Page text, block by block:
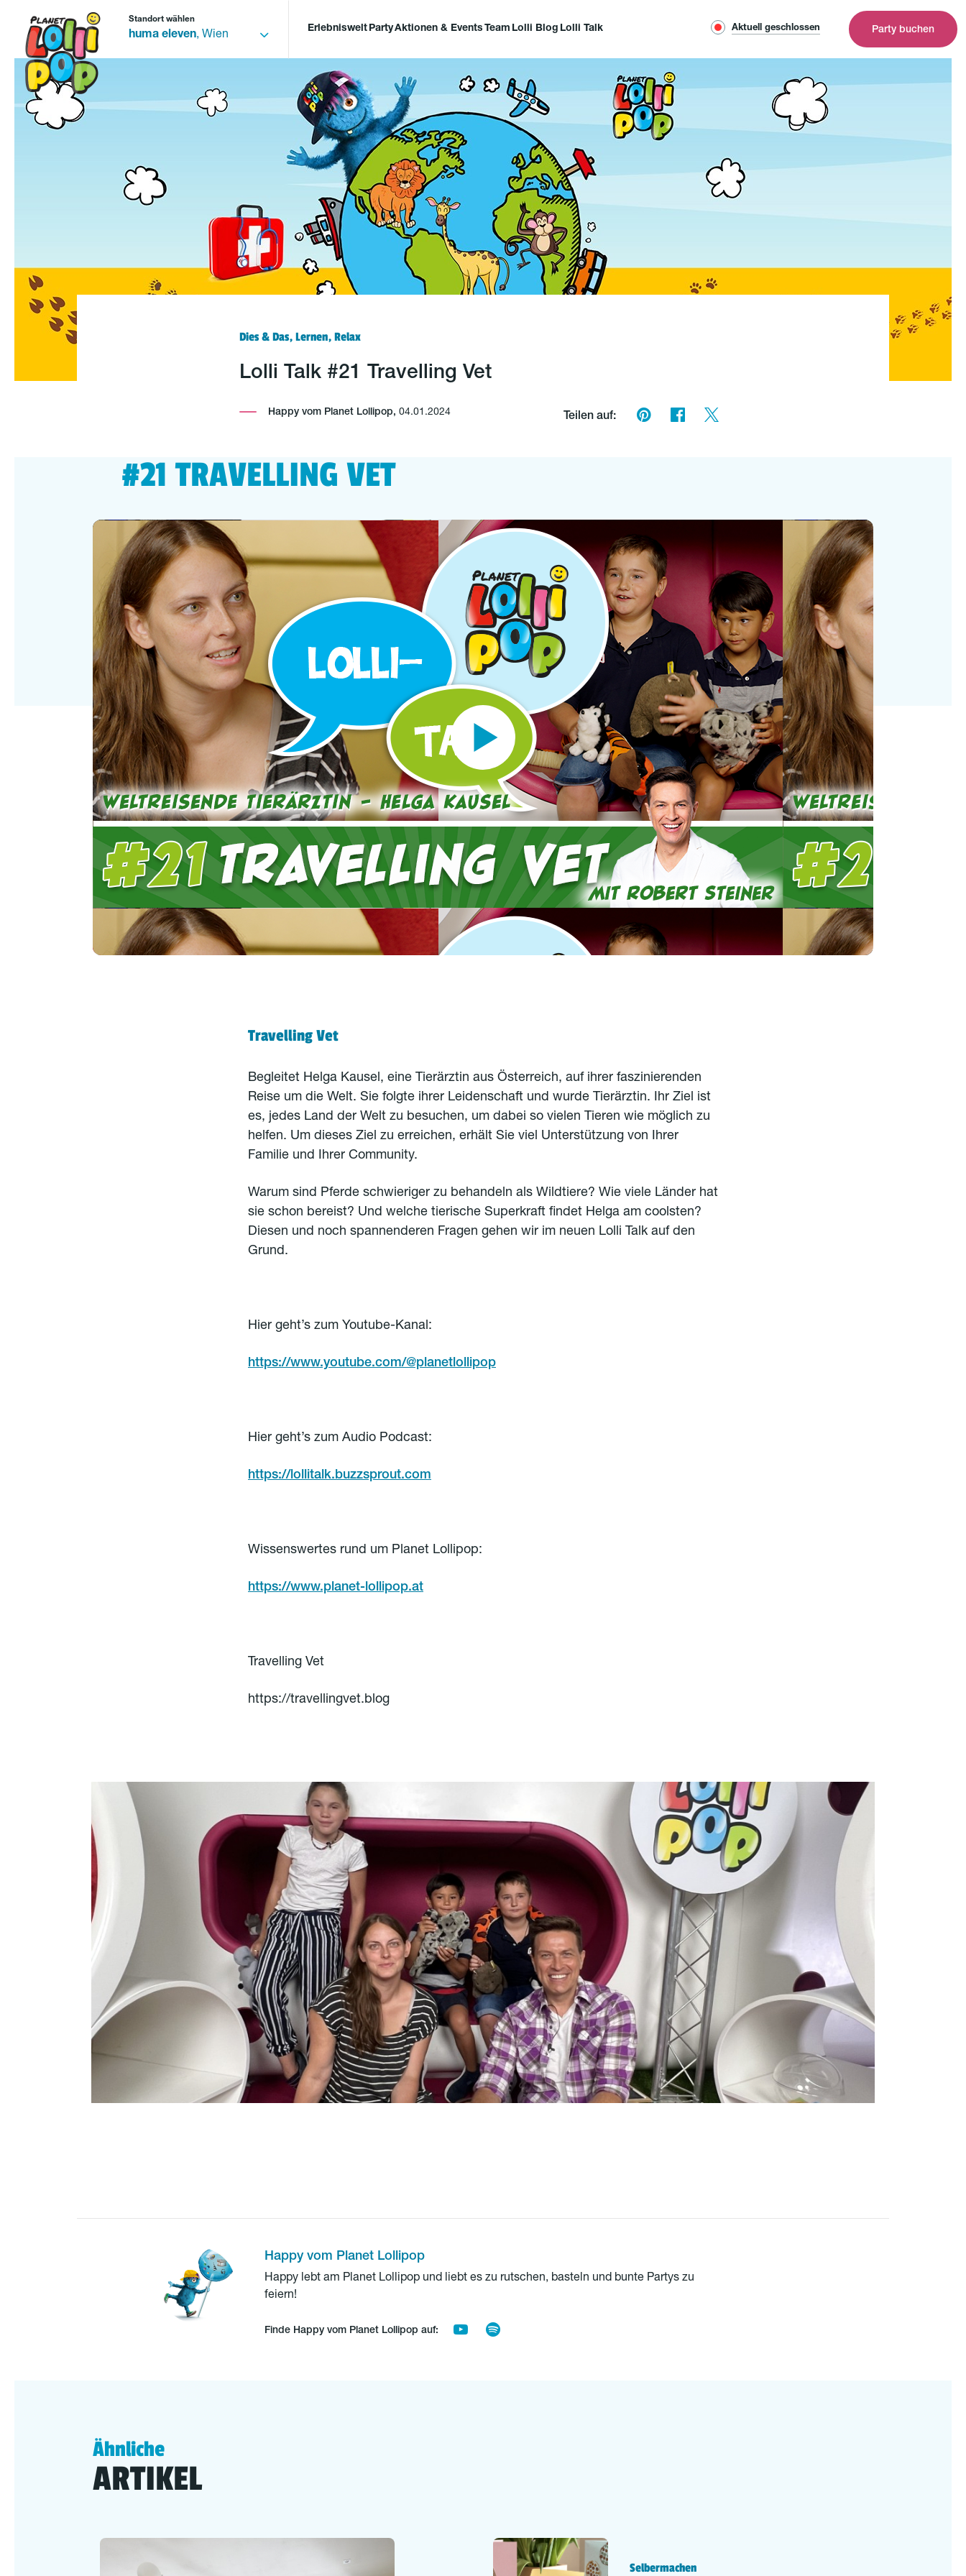
Standort wählen
huma eleven, Wien
Erlebniswelt PartyAktionen & Events Team Lolli Blog Lolli Talk Aktuell geschlossen Party buchen
Dies & Das, Lernen, Relax
Lolli Talk #21 Travelling Vet
Happy vom Planet Lollipop, 04.01.2024 Teilen auf:
#21 TRAVELLING VET
Travelling Vet
Begleitet Helga Kausel, eine Tierärztin aus Österreich, auf ihrer faszinierenden
Reise um die Welt. Sie folgte ihrer Leidenschaft und wurde Tierärztin. Ihr Ziel ist
es, jedes Land der Welt zu besuchen, um dabei so vielen Tieren wie möglich zu
helfen. Um dieses Ziel zu erreichen, erhält Sie viel Unterstützung von Ihrer
Familie und Ihrer Community.
Warum sind Pferde schwieriger zu behandeln als Wildtiere? Wie viele Länder hat
sie schon bereist? Und welche tierische Superkraft findet Helga am coolsten?
Diesen und noch spannenderen Fragen gehen wir im neuen Lolli Talk auf den
Grund.
Hier geht’s zum Youtube-Kanal:
https://www.youtube.com/@planetlollipop
Hier geht’s zum Audio Podcast:
https://lollitalk.buzzsprout.com
Wissenswertes rund um Planet Lollipop:
https://www.planet-lollipop.at
Travelling Vet
https://travellingvet.blog
Happy vom Planet Lollipop
Happy lebt am Planet Lollipop und liebt es zu rutschen, basteln und bunte Partys zu
feiern!
Finde Happy vom Planet Lollipop auf:
Ähnliche
ARTIKEL
Selbermachen